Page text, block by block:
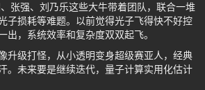
张强、刘乃乐这些大牛带着团队，联合一堆
子损耗等难题。以前觉得光子飞得快不好控
出，系统效率和复杂度双双起飞。
升级打怪，从小透明变身超级赛亚人，经典
。未来要是继续迭代，量子计算实用化估计